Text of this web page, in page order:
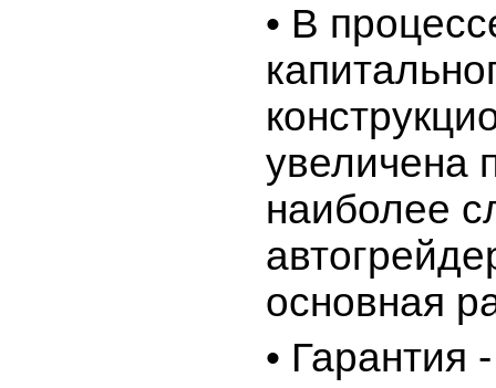
• В
увеличена
наиболее
основная
• Гарантия